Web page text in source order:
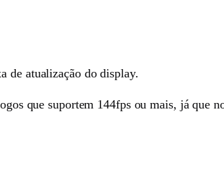
de atualização do display.
que suportem 144fps ou mais, já que